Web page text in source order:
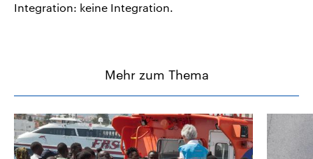
Integration: keine Integration.
Mehr zum Thema